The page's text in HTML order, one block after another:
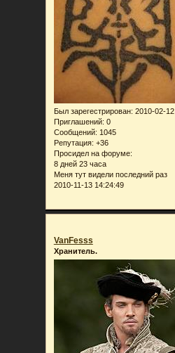
Был зарегестрирован: 2010-02-12
Приглашений: 0
Сообщений: 1045
Репутация: +36
Просидел на форуме:
8 дней 23 часа
Меня тут видели последний раз
2010-11-13 14:24:49
VanFesss
Хранитель.